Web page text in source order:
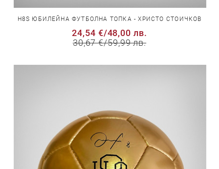
H8S ЮБИЛЕЙНА ФУТБОЛНА ТОПКА - ХРИСТО СТОИЧКОВ
24,54 €/48,00 лв.
30,67 €/59,99 лв.